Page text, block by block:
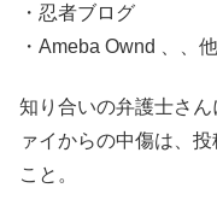
・忍者ブログ
・Ameba Ownd 、、他
知り合いの弁護士さ
ァイからの中傷は、
こと。